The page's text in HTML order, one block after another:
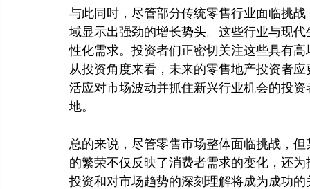
与此同时，尽管部分传统零售行业面临挑
域显示出强劲的增长势头。这些行业与现
性化需求。投资者们正密切关注这些具有
从投资角度来看，未来的零售地产投资者
活应对市场波动并抓住新兴行业机会的投
地。
总的来说，尽管零售市场整体面临挑战，
的繁荣不仅反映了消费者需求的变化，还
投资和对市场趋势的深刻理解将成为成功的